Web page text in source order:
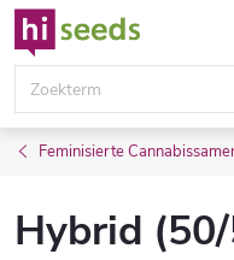
Overslaan
naar
inhoud
Feminisierte
Hybrid